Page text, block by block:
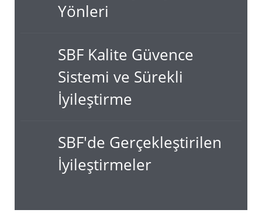
Yönleri
SBF Kalite Güvence
Sistemi ve Sürekli
İyileştirme
SBF'de Gerçekleştirilen
İyileştirmeler